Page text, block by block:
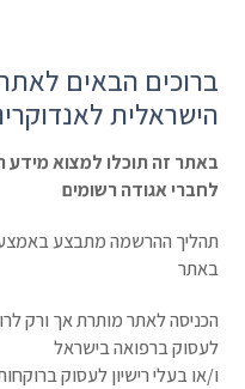
הרשמה ועדכון נתונים
ראשי » תעוד מפגש »
on Obesity
Congress on
תאריך: 17/03/2014 - 20/03/2014
ברוכים הבאים
הישראלית
באתר זה תוכלו למצוא מידע
לחברי אגודה רשומים
תהליך ההרשמה מתבצע
באתר
הכניסה לאתר מותרת אך ורק
לעסוק ברפואה בישראל
ו/או בעלי רישיון לעסוק